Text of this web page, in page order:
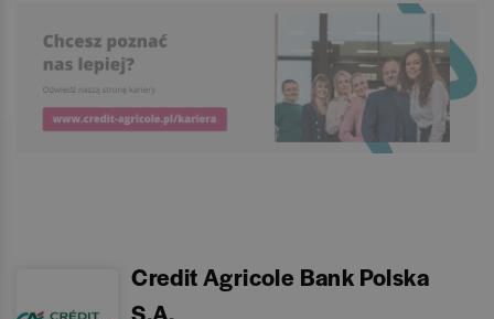
Credit Agricole Bank Polska
S.A.